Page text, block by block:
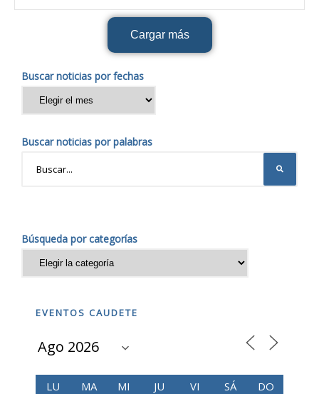
Cargar más
Buscar noticias por fechas
Buscar noticias por palabras
Búsqueda por categorías
EVENTOS CAUDETE
LU MA MI JU VI SÁ DO